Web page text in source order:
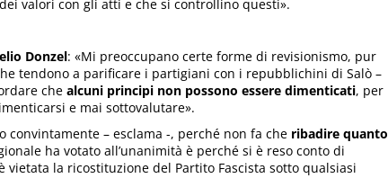
valori con gli atti e che si controllino questi».
Donzel: «Mi preoccupano certe forme di revisionismo, pur
tendono a parificare i partigiani con i repubblichini di Salò –
che alcuni principi non possono essere dimenticati, per
e mai sottovalutare».
convintamente – esclama -, perché non fa che ribadire quanto
ha votato all’unanimità è perché si è reso conto di
vietata la ricostituzione del Partito Fascista sotto qualsiasi